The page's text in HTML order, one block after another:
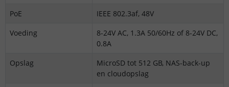
PoE
IEEE 802.3af, 48V
Voeding
8-24V AC, 1.3A 50/60Hz of 8-24V DC,
0.8A
Opslag
MicroSD tot 512 GB, NAS-back-up
en cloudopslag